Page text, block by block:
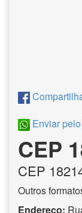
Enviar
CEP
CEP
Outros
Endereço: